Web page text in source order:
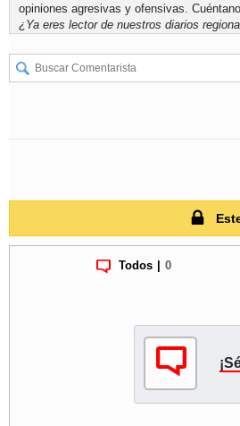
opiniones agresivas y ofensivas.
¿Ya eres lector de nuestros diarios
Todos 0